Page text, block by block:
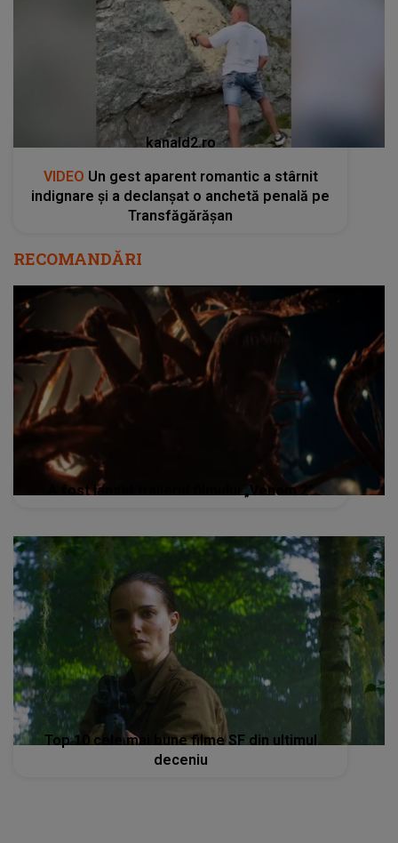
kanald2.ro
VIDEO Un gest aparent romantic a stârnit
indignare și a declanșat o anchetă penală pe
Transfăgărășan
RECOMANDĂRI
A fost lansat trailerul filmului „Venom 2”
Top 10 cele mai bune filme SF din ultimul
deceniu